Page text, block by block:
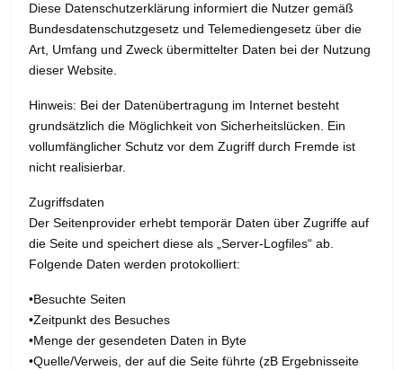
Diese Datenschutzerklärung informiert die Nutzer gemäß
Bundesdatenschutzgesetz und Telemediengesetz über die
Art, Umfang und Zweck übermittelter Daten bei der Nutzung
dieser Website.
Hinweis: Bei der Datenübertragung im Internet besteht
grundsätzlich die Möglichkeit von Sicherheitslücken. Ein
vollumfänglicher Schutz vor dem Zugriff durch Fremde ist
nicht realisierbar.
Zugriffsdaten
Der Seitenprovider erhebt temporär Daten über Zugriffe auf
die Seite und speichert diese als „Server-Logfiles“ ab.
Folgende Daten werden protokolliert:
•Besuchte Seiten
•Zeitpunkt des Besuches
•Menge der gesendeten Daten in Byte
•Quelle/Verweis, der auf die Seite führte (zB Ergebnisseite